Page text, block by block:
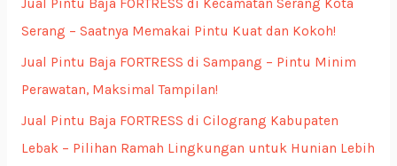
r
:
Jual Pintu Baja FORTRESS di Kecamatan Serang Kota
Serang – Saatnya Memakai Pintu Kuat dan Kokoh!
Jual Pintu Baja FORTRESS di Sampang – Pintu Minim
Perawatan, Maksimal Tampilan!
Jual Pintu Baja FORTRESS di Cilograng Kabupaten
Lebak – Pilihan Ramah Lingkungan untuk Hunian Lebih